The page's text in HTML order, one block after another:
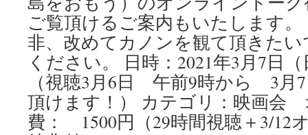
ご覧頂けるご案内もいたします
非、改めてカノンを観て頂きた
ください。 日時：2021年3月7日（
（視聴3月6日 午前9時から 3
頂けます！） カテゴリ：映画会
費： 1500円（29時間視聴＋3/12